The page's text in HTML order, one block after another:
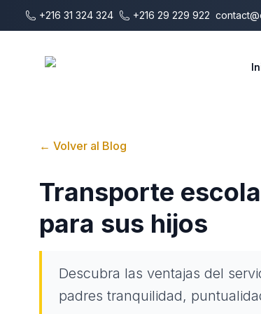
Saltar al contenido principal
+216 31 324 324 +216 29 229 922
← Volver al Blog
Transporte
para sus hijos
Descubra las ventajas del
padres tranquilidad,